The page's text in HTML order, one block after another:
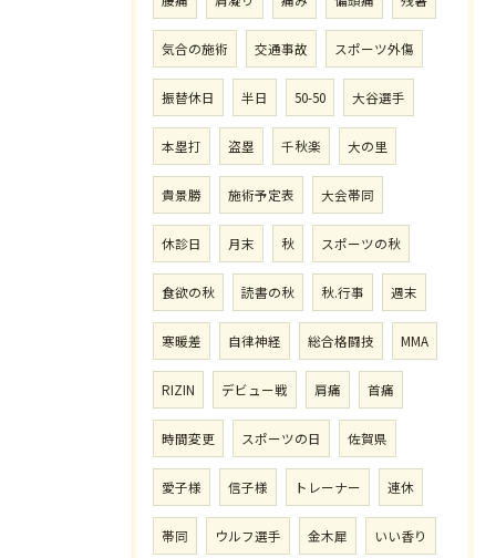
気合の施術 交通事故 スポーツ外傷
振替休日 半日 50-50 大谷選手
本塁打 盗塁 千秋楽 大の里
貴景勝 施術予定表 大会帯同
休診日 月末 秋 スポーツの秋
食欲の秋 読書の秋 秋.行事 週末
寒暖差 自律神経 総合格闘技 MMA
RIZIN デビュー戦 肩痛 首痛
時間変更 スポーツの日 佐賀県
愛子様 信子様 トレーナー 連休
帯同 ウルフ選手 金木犀 いい香り